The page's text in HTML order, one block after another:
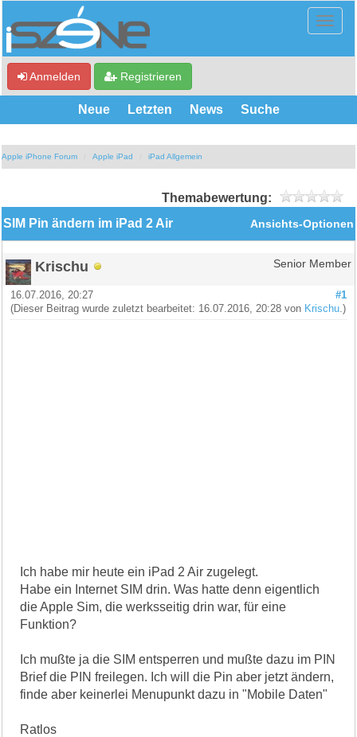
Anmelden Registrieren
Neue Letzten News Suche
Apple iPhone Forum Apple iPad iPad Allgemein
Themabewertung:
Ansichts-Optionen
SIM Pin ändern im iPad 2 Air
Krischu Senior Member
#1
16.07.2016, 20:27
(Dieser Beitrag wurde zuletzt bearbeitet: 16.07.2016, 20:28 von Krischu .)
Ich habe mir heute ein iPad 2 Air zugelegt.
Habe ein Internet SIM drin. Was hatte denn eigentlich
die Apple Sim, die werksseitig drin war, für eine
Funktion?
Ich mußte ja die SIM entsperren und mußte dazu im PIN
Brief die PIN freilegen. Ich will die Pin aber jetzt ändern,
finde aber keinerlei Menupunkt dazu in "Mobile Daten"
Ratlos